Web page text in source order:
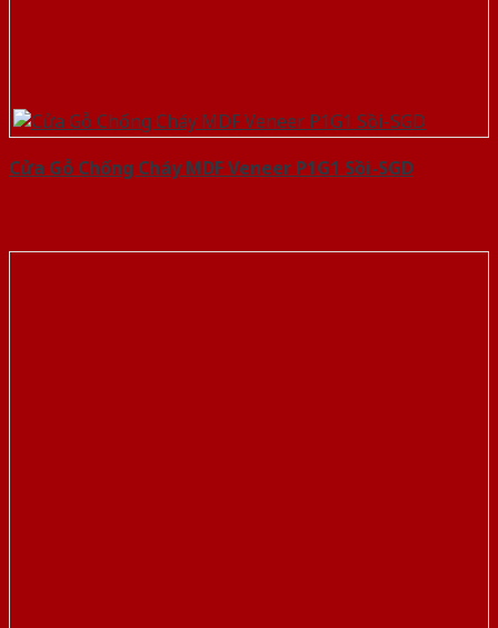
Cửa Gỗ Chống Cháy MDF Veneer P1G1 Sồi-SGD